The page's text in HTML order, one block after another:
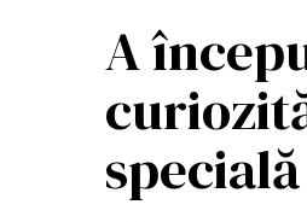
A
specială